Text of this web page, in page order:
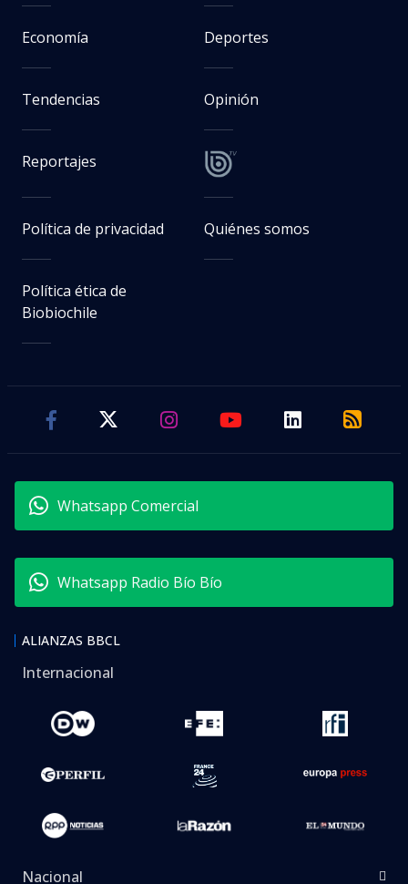
Economía Deportes
Tendencias Opinión
Reportajes
Política de privacidad Quiénes somos
Política ética de
Biobiochile
Whatsapp Comercial
Whatsapp Radio Bío Bío
ALIANZAS BBCL
Internacional
Nacional